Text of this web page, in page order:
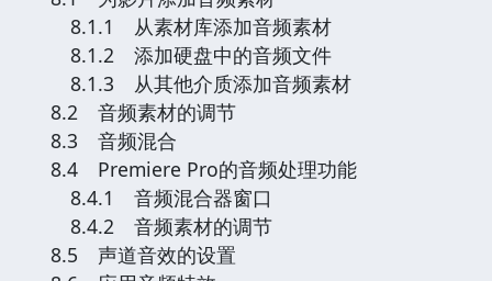
8.1.1 从素材库添加音频素材
8.1.2 添加硬盘中的音频文件
8.1.3 从其他介质添加音频素材
8.2 音频素材的调节
8.3 音频混合
8.4 Premiere Pro的音频处理功能
8.4.1 音频混合器窗口
8.4.2 音频素材的调节
8.5 声道音效的设置